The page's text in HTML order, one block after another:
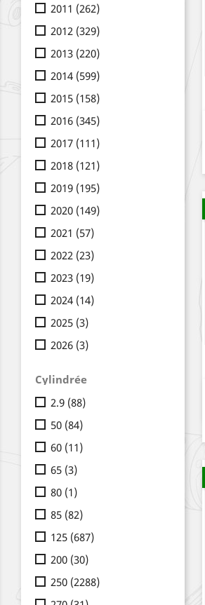
2011 (262)
2012 (329)
2013 (220)
2014 (599)
2015 (158)
2016 (345)
2017 (111)
2018 (121)
2019 (195)
2020 (149)
2021 (57)
2022 (23)
2023 (19)
2024 (14)
2025 (3)
2026 (3)
Cylindrée
2.9 (88)
50 (84)
60 (11)
65 (3)
80 (1)
85 (82)
125 (687)
200 (30)
250 (2288)